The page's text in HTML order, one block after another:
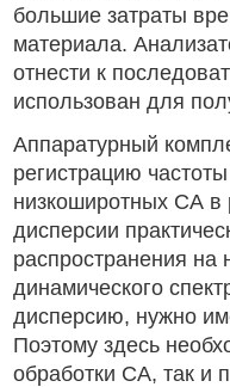
большие затраты
материала.
отнести к
использован для
Аппаратурный
регистрацию
низкоширотных СА
дисперсии
распространения на
динамического
дисперсию, нужно
Поэтому здесь
обработки СА, так и